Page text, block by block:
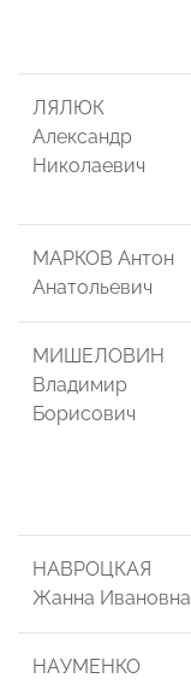
ЛЯЛЮК
Александр
Николаевич
МАРКОВ Антон
Анатольевич
МИШЕЛОВИН
Владимир
Борисович
НАВРОЦКАЯ
Жанна Ивановна
НАУМЕНКО